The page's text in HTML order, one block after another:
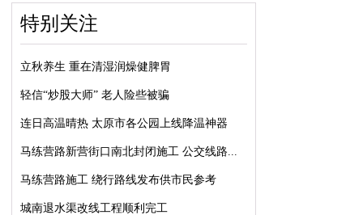
特别关注
立秋养生 重在清湿润燥健脾胃
轻信“炒股大师” 老人险些被骗
连日高温晴热 太原市各公园上线降温神器
马练营路新营街口南北封闭施工 公交线路...
马练营路施工 绕行路线发布供市民参考
城南退水渠改线工程顺利完工